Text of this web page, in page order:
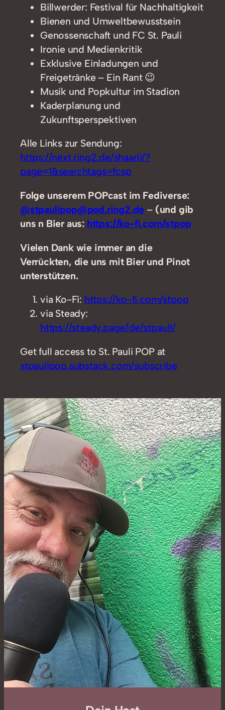
Billwerder: Festival für Nachhaltigkeit
Bienen und Umweltbewusstsein
Genossenschaft und FC St. Pauli
Ironie und Medienkritik
Exklusive Einladungen und
Freigetränke – Ein Rant 😉
Musik und Popkultur im Stadion
Kaderplanung und
Zukunftsperspektiven
Alle Links zur Sendung:
https://next.ring2.de/shaarli/?
page=1&searchtags=fcsp
Folge unserem POPcast im Fediverse:
@stpaulipop@pod.ring2.de – (und gib
uns n Bier aus: https://ko-fi.com/stpop
Vielen Dank wie immer an die
Verrückten, die uns mit Bier und Pinot
unterstützen.
via Ko-Fi: https://ko-fi.com/stpop
via Steady:
https://steady.page/de/stpauli/
Get full access to St. Pauli POP at
stpaulipop.substack.com/subscribe